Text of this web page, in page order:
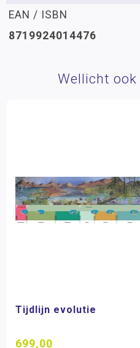
EAN / ISBN
8719924014476
Wellicht ook
Tijdlijn evolutie
699,00